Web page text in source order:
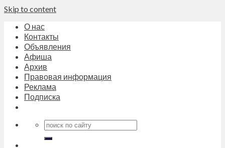
Skip to content
О нас
Контакты
Объявления
Афиша
Архив
Правовая информация
Реклама
Подписка